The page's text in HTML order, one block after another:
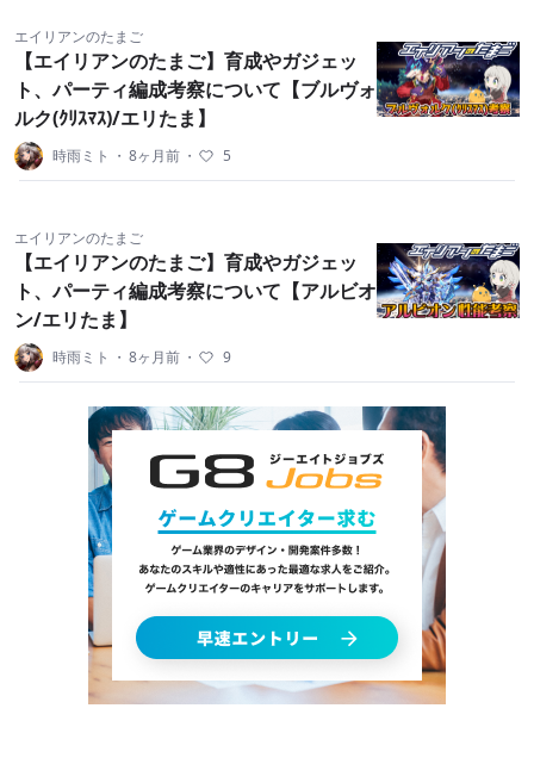
エイリアンのたまご
【エイリアンのたまご】育成やガジェッ
ト、パーティ編成考察について【ブルヴォ
ルク(ｸﾘｽﾏｽ)/エリたま】
時雨ミト ・ 8ヶ月前 ・ 5
エイリアンのたまご
【エイリアンのたまご】育成やガジェッ
ト、パーティ編成考察について【アルビオ
ン/エリたま】
時雨ミト ・ 8ヶ月前 ・ 9